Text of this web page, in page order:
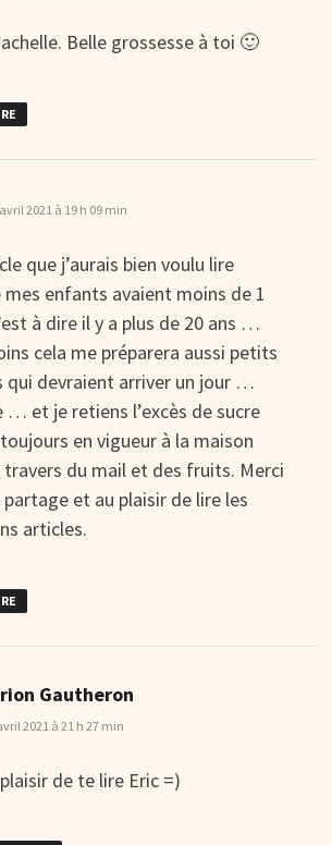
Belle grossesse à toi 🙂
: 2021 à 19 h 09 min
que j’aurais bien voulu lire
mes enfants avaient moins de 1
à dire il y a plus de 20 ans …
cela me préparera aussi petits
qui devraient arriver un jour …
… et je retiens l’excès de sucre
en vigueur à la maison
travers du mail et des fruits. Merci
partage et au plaisir de lire les
articles.
Gautheron
2021 à 21 h 27 min
de te lire Eric =)